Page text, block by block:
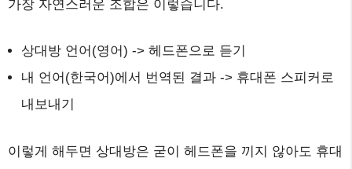
가장 자연스러운 조합은 이렇습니다.
상대방 언어(영어) -> 헤드폰으로 듣기
내 언어(한국어)에서 번역된 결과 -> 휴대폰 스피커로
내보내기
이렇게 해두면 상대방은 굳이 헤드폰을 끼지 않아도 휴대